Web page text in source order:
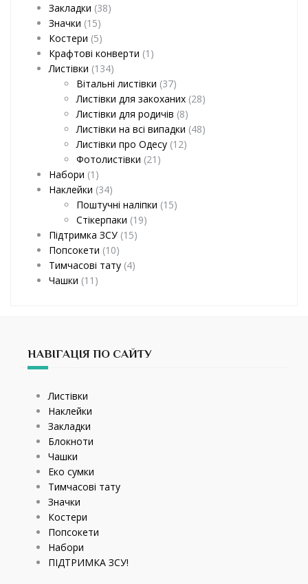
Закладки (38)
Значки (15)
Костери (5)
Крафтові конверти (1)
Листівки (134)
Вітальні листівки (37)
Листівки для закоханих (28)
Листівки для родичів (8)
Листівки на всі випадки (48)
Листівки про Одесу (12)
Фотолистівки (21)
Набори (1)
Наклейки (34)
Поштучні наліпки (15)
Стікерпаки (19)
Підтримка ЗСУ (15)
Попсокети (10)
Тимчасові тату (4)
Чашки (11)
НАВІГАЦІЯ ПО САЙТУ
Листівки
Наклейки
Закладки
Блокноти
Чашки
Еко сумки
Тимчасові тату
Значки
Костери
Попсокети
Набори
ПІДТРИМКА ЗСУ!